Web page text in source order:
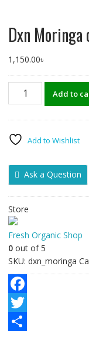
Dxn
1,150.00৳
Moringa
quantity
Add to
Add to Wishlist
Ask a Question
Store
Fresh Organic Shop
0out of 5
SKU: dxn_moringa
F
aT